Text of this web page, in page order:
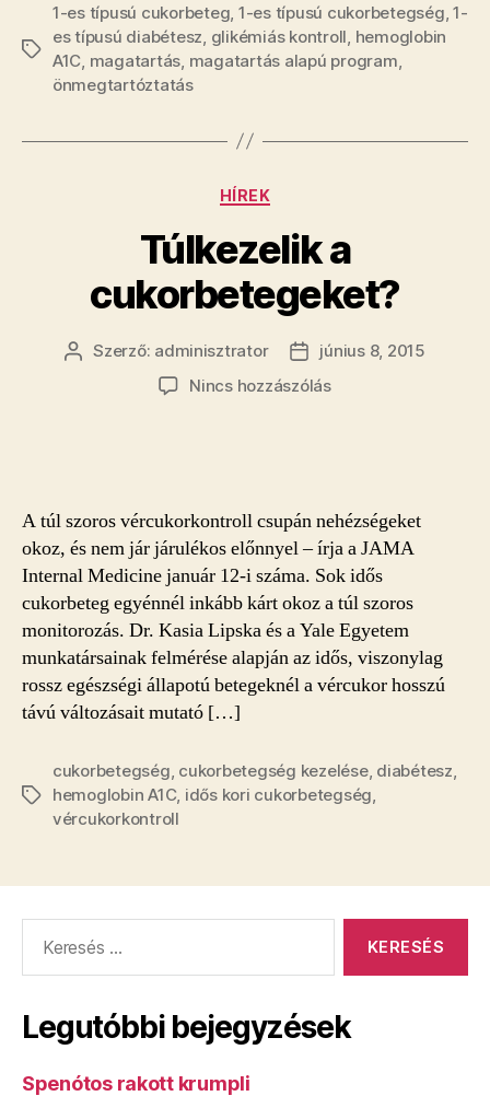
Címkék
1-es típusú cukorbeteg 1-es típusú cukorbetegség ,1-
es típusú diabétesz glikémiás kontroll hemoglobin
A1C magatartás magatartás alapú program
önmegtartóztatás
Kategóriák
HÍREK
Túlkezelik a
cukorbetegeket?
Bejegyzés
Szerző: adminisztrator
Bejegyzés
dátuma
június 8, 2015
Nincs hozzászólása(z)
A túl szoros vércukorkontroll csupán nehézségeket
okoz, és nem jár járulékos előnnyel – írja a JAMA
Internal Medicine január 12-i száma. Sok idős
cukorbeteg egyénnél inkább kárt okoz a túl szoros
monitorozás. Dr. Kasia Lipska és a Yale Egyetem
munkatársainak felmérése alapján az idős, viszonylag
rossz egészségi állapotú betegeknél a vércukor hosszú
távú változásait mutató […]
Címkék
cukorbetegség, cukorbetegség kezelése, diabétesz,
hemoglobin A1C, idős kori cukorbetegség,
vércukorkontroll
Legutóbbi bejegyzések
Spenótos rakott krumpli